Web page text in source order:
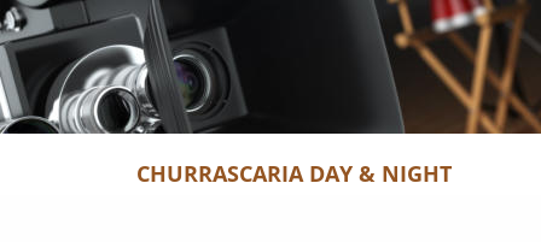
CHURRASCARIA DAY & NIGHT